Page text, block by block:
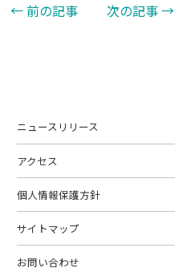
Post navigation
←前の記事 次の記事→
ニュースリリース
アクセス
個人情報保護方針
サイトマップ
お問い合わせ